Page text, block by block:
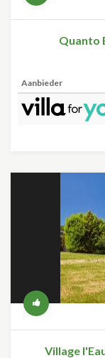
Quanto
Aanbieder
Village